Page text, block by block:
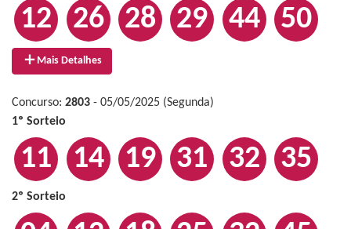
12 26 28 29 44 50
Mais Detalhes
Concurso: 2803 - 05/05/2025 (Segunda)
1º Sorteio
11 14 19 31 32 35
2º Sorteio